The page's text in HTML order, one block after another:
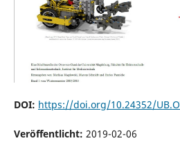
DOI: https://doi.org/10.24352/
Veröffentlicht: 2019-02-06